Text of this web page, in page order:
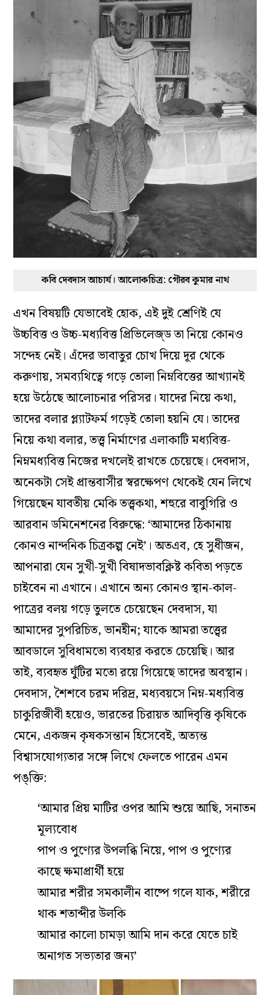
কবি দেবদাস আচার্য। আলোকচিত্র: গৌরব কুমার নাথ
এখন বিষয়টি যেভাবেই হোক, এই দুই শ্রেণিই যে
উচ্চবিত্ত ও উচ্চ-মধ্যবিত্ত প্রিভিলেজ্‌ড তা নিয়ে কোনও
সন্দেহ নেই। এঁদের ভাবাতুর চোখ দিয়ে দূর থেকে
করুণায়, সমব্যথিত্বে গড়ে তোলা নিম্নবিত্তের আখ্যানই
হয়ে উঠেছে আলোচনার পরিসর। যাদের নিয়ে কথা,
তাদের বলার প্ল্যাটফর্ম গড়েই তোলা হয়নি যে। তাদের
নিয়ে কথা বলার, তত্ত্ব নির্মাণের এলাকাটি মধ্যবিত্ত-
নিম্নমধ্যবিত্ত নিজের দখলেই রাখতে চেয়েছে। দেবদাস,
অনেকটা সেই প্রান্তবাসীর স্বরক্ষেপণ থেকেই যেন লিখে
গিয়েছেন যাবতীয় মেকি তত্ত্বকথা, শহুরে বাবুগিরি ও
আরবান ডমিনেশনের বিরুদ্ধে: ‘আমাদের ঠিকানায়
কোনও নান্দনিক চিত্রকল্প নেই’। অতএব, হে সুধীজন,
আপনারা যেন সুখী-সুখী বিষাদভাবক্লিষ্ট কবিতা পড়তে
চাইবেন না এখানে। এখানে অন্য কোনও স্থান-কাল-
পাত্রের বলয় গড়ে তুলতে চেয়েছেন দেবদাস, যা
আমাদের সুপরিচিত, ভানহীন; যাকে আমরা তত্ত্বের
আবডালে সুবিধামতো ব্যবহার করতে চেয়েছি। আর
তাই, ব্যবহৃত ঘুঁটির মতো রয়ে গিয়েছে তাদের অবস্থান।
দেবদাস, শৈশবে চরম দরিদ্র, মধ্যবয়সে নিম্ন-মধ্যবিত্ত
চাকুরিজীবী হয়েও, ভারতের চিরায়ত আদিবৃত্তি কৃষিকে
মেনে, একজন কৃষকসন্তান হিসেবেই, অত্যন্ত
বিশ্বাসযোগ্যতার সঙ্গে লিখে ফেলতে পারেন এমন
পঙ্‌ক্তি:
‘আমার প্রিয় মাটির ওপর আমি শুয়ে আছি, সনাতন
মূল্যবোধ
পাপ ও পুণ্যের উপলব্ধি নিয়ে, পাপ ও পুণ্যের
কাছে ক্ষমাপ্রার্থী হয়ে
আমার শরীর সমকালীন বাষ্পে গলে যাক, শরীরে
থাক শতাব্দীর উলকি
আমার কালো চামড়া আমি দান করে যেতে চাই
অনাগত সভ্যতার জন্য’